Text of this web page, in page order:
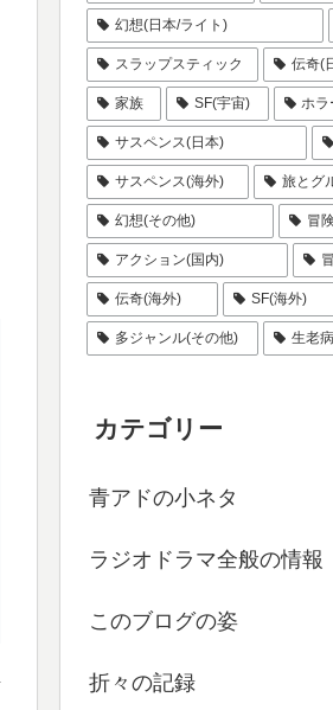
幻想(日本/ライト)
スラップスティック 伝奇(
家族 SF(宇宙) ホラ
サスペンス(日本)
サスペンス(海外) 旅とグ
幻想(その他) 冒
アクション(国内)
伝奇(海外) SF(海外)
多ジャンル(その他) 生老
カテゴリー
青アドの小ネタ
ラジオドラマ全般の情報
このブログの姿
折々の記録